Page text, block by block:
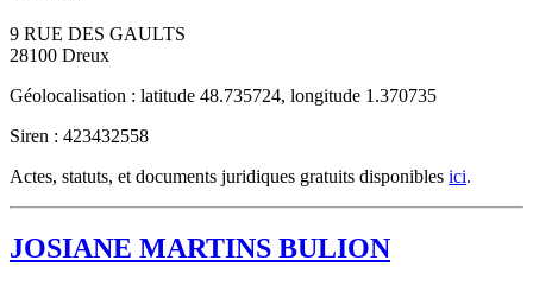
9 RUE DES GAULTS
28100 Dreux
Géolocalisation : latitude 48.735724, longitude 1.370735
Siren : 423432558
Actes, statuts, et documents juridiques gratuits disponibles ici.
JOSIANE MARTINS BULION